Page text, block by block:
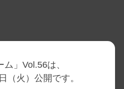
ム」Vol.56は、
（火）公開です。